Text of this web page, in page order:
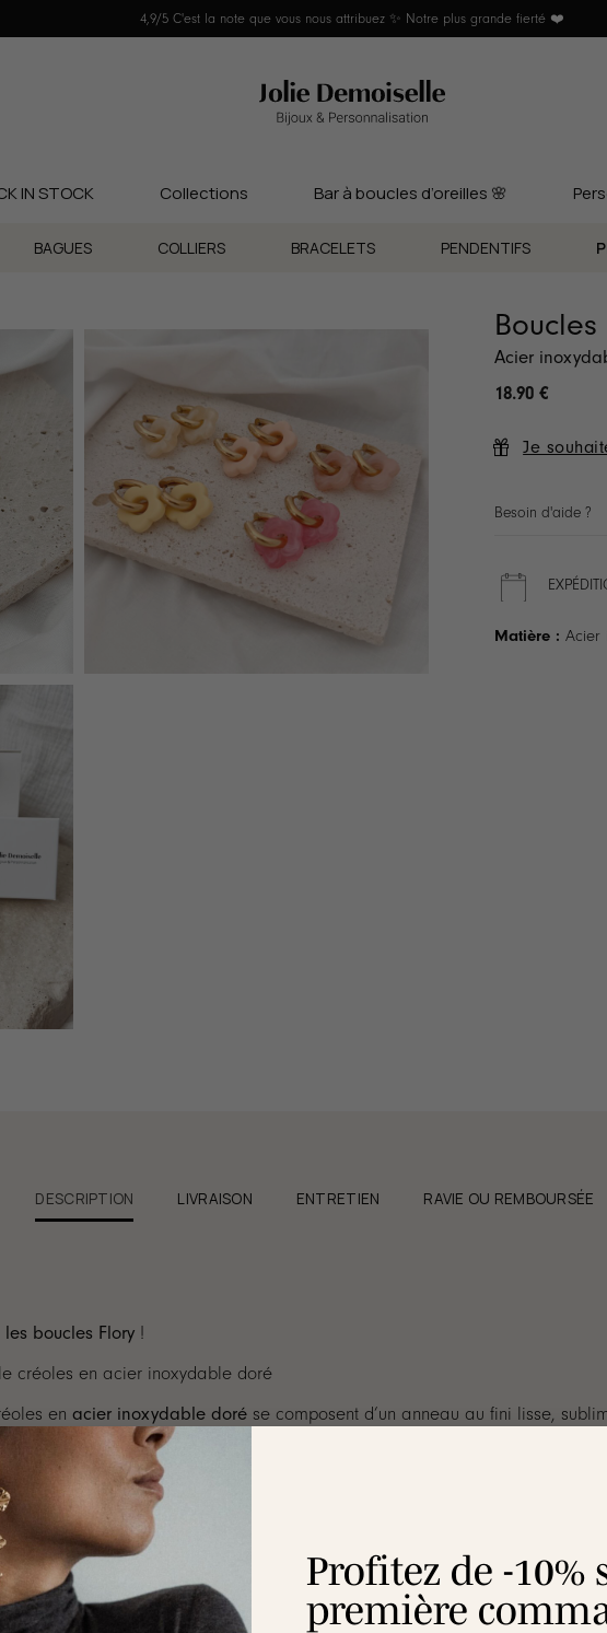
Profitez de -10%
première
4,9/5 C'est la note que vous nous attribuez ✨ Notre plus grande fierté ❤️
IN STOCK Collections Bar à boucles d’oreilles 🌸
BAGUES COLLIERS BRACELETS PENDENTIFS
Acier
18.90 €
Je
Besoin d'aide ?
Matière : Acier
DESCRIPTION LIVRAISON ENTRETIEN RAVIE OU REMBOURSÉE
boucles Flory !
créoles en acier inoxydable doré
enacier inoxydable doré se composent d’un anneau au fini lisse,
: 2.5 cm